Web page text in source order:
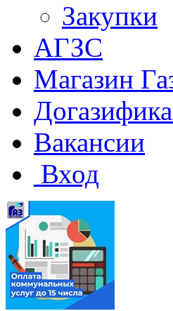
Закупки
АГЗС
Магазин
Вакансии
Вход